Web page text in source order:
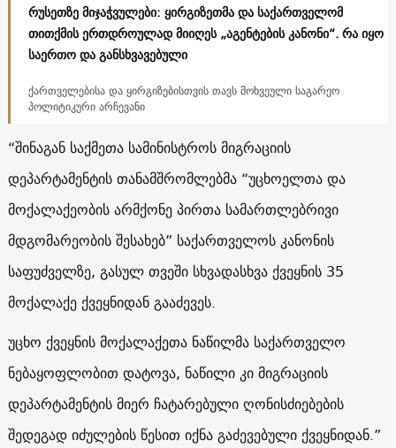
რუსეთზე მიჯაჭვულები: ყირგიზეთმა და საქართველომ
თითქმის ერთდროულად მიიღეს „აგენტების კანონი“. რა იყო
საერთო და განსხვავებული
ქართველებისა და ყირგიზებისთვის თავს მოხვეული საგარეო
პოლიტიკური არჩევანი
“შინაგან საქმეთა სამინისტროს მიგრაციის
დეპარტამენტის თანამშრომლებმა “უცხოელთა და
მოქალაქეობის არმქონე პირთა სამართლებრივი
მდგომარეობის შესახებ” საქართველოს კანონის
საფუძველზე, გასულ თვეში სხვადასხვა ქვეყნის 35
მოქალაქე ქვეყნიდან გააძევეს.
უცხო ქვეყნის მოქალაქეთა ნაწილმა საქართველო
ნებაყოფლობით დატოვა, ნაწილი კი მიგრაციის
დეპარტამენტის მიერ ჩატარებული ღონისძიებების
შედეგად იძულების წესით იქნა გაძევებული ქვეყნიდან.”